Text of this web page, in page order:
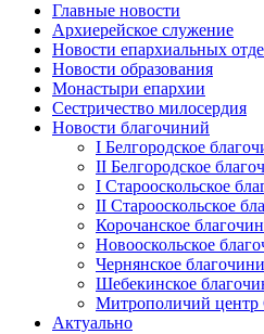
Главные новости
Архиерейское служение
Новости епархиальных
Новости образования
Монастыри епархии
Сестричество милосердия
Новости благочиний
I Белгородское
II Белгородское
I Старооскольское
II Старооскольское
Корочанское
Новооскольское
Чернянское
Шебекинское
Митрополичий центр
Актуально